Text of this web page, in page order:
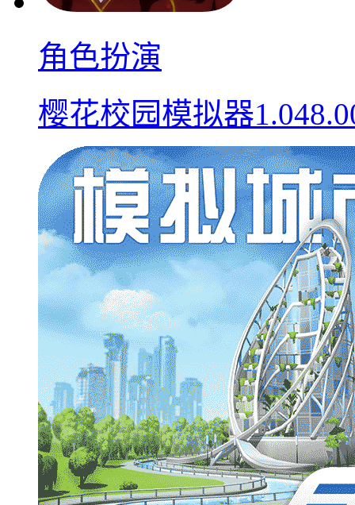
角色扮演
樱花校园模拟器